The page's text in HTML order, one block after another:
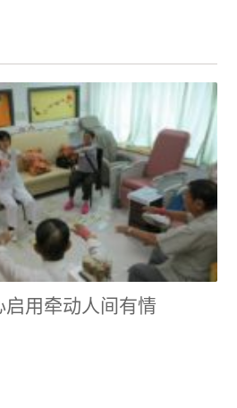
用牵动人间有情